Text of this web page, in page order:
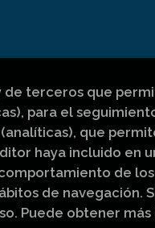
de terceros que
para el
que
haya incluido en
de
de navegación.
Puede obtener